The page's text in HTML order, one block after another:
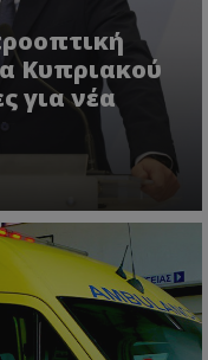
Κυπριακού
για νέα